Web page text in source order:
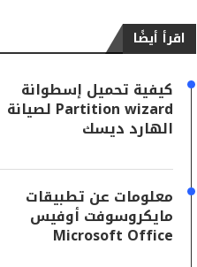
اقرأ أيضًا
كيفية تحميل إسطوانة
Partition wizard لصيانة
الهارد ديسك
معلومات عن تطبيقات
مايكروسوفت أوفيس
Microsoft Office